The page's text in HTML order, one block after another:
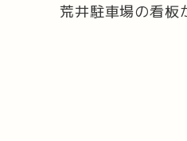
荒井駐車場の看板